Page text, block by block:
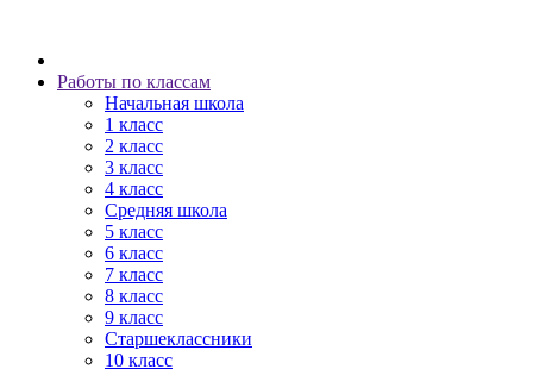
Работы по классам
Начальная школа
1 класс
2 класс
3 класс
4 класс
Средняя школа
5 класс
6 класс
7 класс
8 класс
9 класс
Старшеклассники
10 класс